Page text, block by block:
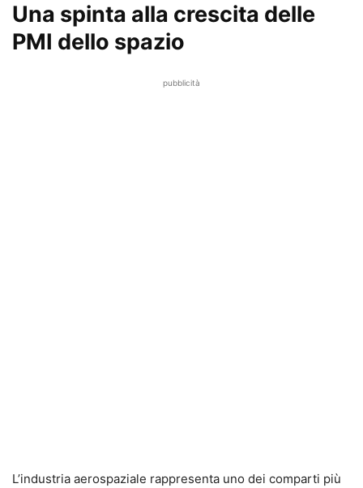
Una spinta alla crescita delle
PMI dello spazio
pubblicità
L’industria aerospaziale rappresenta uno dei comparti più